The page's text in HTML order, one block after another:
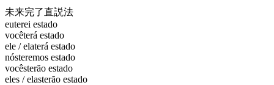
未来完了直説法
euterei estado
vocêterá estado
ele / elaterá estado
nósteremos estado
vocêsterão estado
eles / elasterão estado